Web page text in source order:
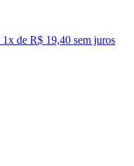
1x de R$ 19,40 sem juros